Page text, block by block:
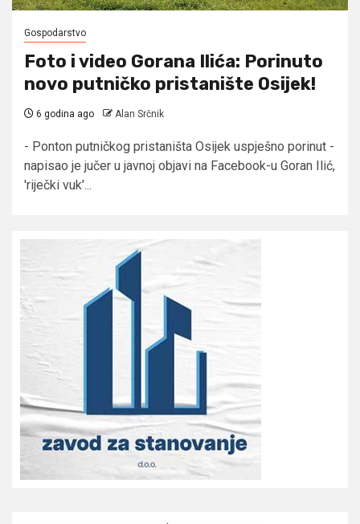
Gospodarstvo
Foto i video Gorana Ilića: Porinuto
novo putničko pristanište Osijek!
6 godina ago Alan Srčnik
- Ponton putničkog pristaništa Osijek uspješno porinut -
napisao je jučer u javnoj objavi na Facebook-u Goran Ilić,
'riječki vuk'...